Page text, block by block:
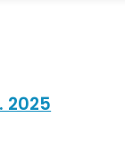
2025